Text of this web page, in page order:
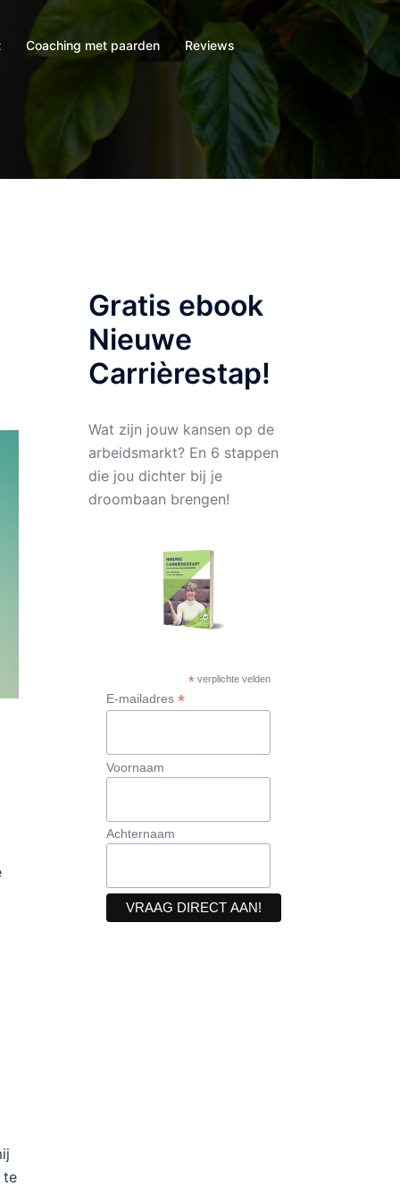
Coaching met paarden
Reviews
te
Gratis ebook
Nieuwe
Carrièrestap!
Wat zijn jouw kansen op de
arbeidsmarkt? En 6 stappen
die jou dichter bij je
droombaan brengen!
* verplichte velden
E-mailadres *
Voornaam
Achternaam